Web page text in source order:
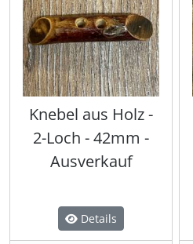
Knebel aus Holz -
2-Loch - 42mm -
Ausverkauf
Details
Steampunk (28)
Trinkflaschen & -schläuche (7)
Trinkhörner, Halter & Ständer
Trommeln, Klagschalen &
Umhängetaschen